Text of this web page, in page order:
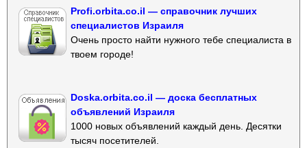
Profi.orbita.co.il — справочник лучших
специалистов Израиля
Очень просто найти нужного тебе специалиста в
твоем городе!
Doska.orbita.co.il — доска бесплатных
объявлений Израиля
1000 новых объявлений каждый день. Десятки
тысяч посетителей.